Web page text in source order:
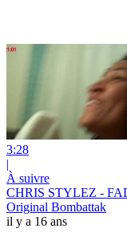
3:28
|
À suivre
CHRIS STYLEZ -
Original Bombattak
il y a 16 ans